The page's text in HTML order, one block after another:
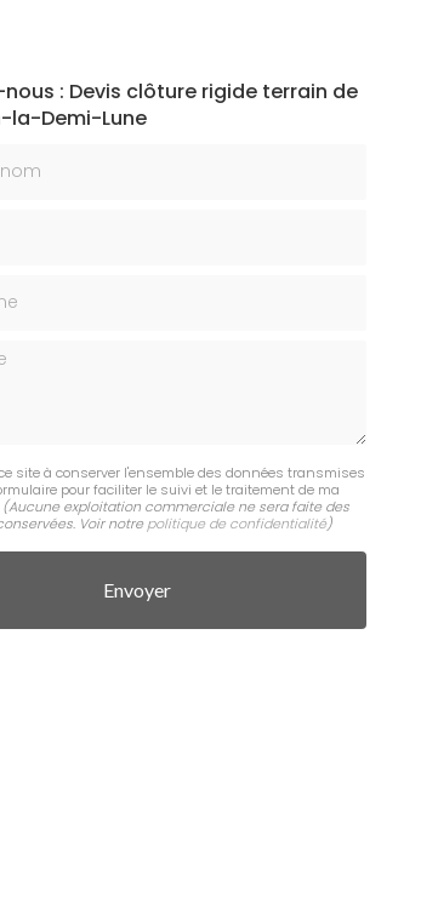
: Devis clôture rigide terrain de
la-Demi-Lune
site à conserver l'ensemble des données transmises
pour faciliter le suivi et le traitement de ma
(Aucune exploitation commerciale ne sera faite des
Voir notre politique de confidentialité)